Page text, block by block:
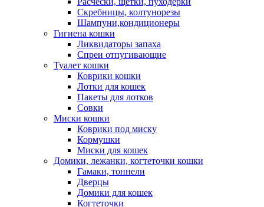
Скребницы, колтунорезы
Шампуни,кондиционеры
Гигиена кошки
Ликвидаторы запаха
Спреи отпугивающие
Туалет кошки
Коврики кошки
Лотки для кошек
Пакеты для лотков
Совки
Миски кошки
Коврики под миску
Кормушки
Миски для кошек
Домики, лежанки, когтеточки кошки
Гамаки, тоннели
Дверцы
Домики для кошек
Когтеточки